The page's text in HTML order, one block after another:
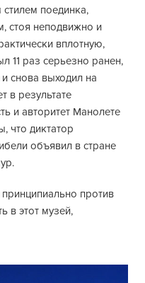
поединка,
стоя неподвижно и
вплотную,
11 раз серьезно ранен,
снова выходил на
в результате
и авторитет Манолете
что диктатор
объявил в стране
против
в этот музей,